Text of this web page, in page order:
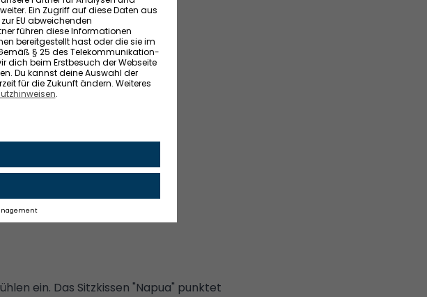
Sie in
ein. Das Sitzkissen "Napua" punktet